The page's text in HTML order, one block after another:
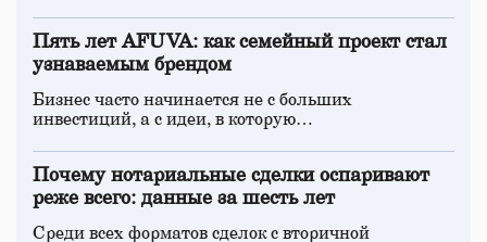
Пять лет AFUVA: как семейный проект стал
узнаваемым брендом
Бизнес часто начинается не с больших
инвестиций, а с идеи, в которую…
Почему нотариальные сделки оспаривают
реже всего: данные за шесть лет
Среди всех форматов сделок с вторичной